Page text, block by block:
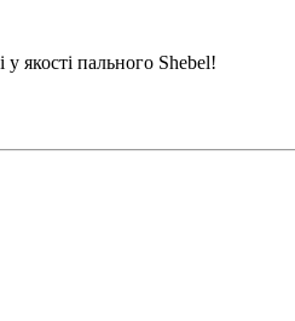
у якості пального Shebel!